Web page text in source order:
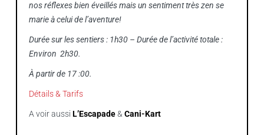
nos réflexes bien éveillés mais un sentiment très zen se
marie à celui de l’aventure!
Durée sur les sentiers : 1h30 – Durée de l’activité totale :
Environ 2h30.
À partir de 17 :00.
Détails & Tarifs
A voir aussi L’Escapade& Cani-Kart